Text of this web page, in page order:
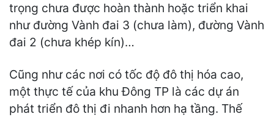
trọng chưa được hoàn thành hoặc triển khai
như đường Vành đai 3 (chưa làm), đường Vành
đai 2 (chưa khép kín)…
Cũng như các nơi có tốc độ đô thị hóa cao,
một thực tế của khu Đông TP là các dự án
phát triển đô thị đi nhanh hơn hạ tầng. Thế